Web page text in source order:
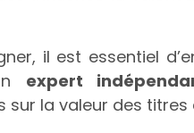
il est essentiel
expert
sur la valeur des titres